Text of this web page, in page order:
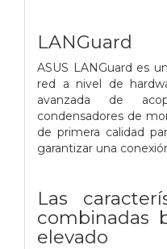
LANGuard
ASUS LANGuard es
red a nivel de
avanzada de
condensadores de
de primera calidad
garantizar una
Las
combinadas
elevado